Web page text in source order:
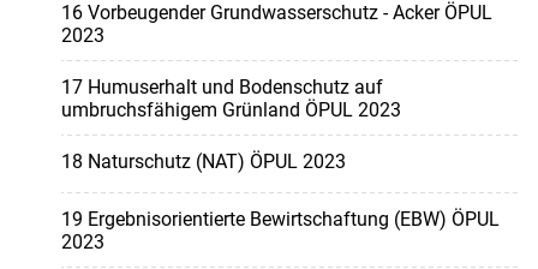
16 Vorbeugender Grundwasserschutz - Acker ÖPUL
2023
17 Humuserhalt und Bodenschutz auf
umbruchsfähigem Grünland ÖPUL 2023
18 Naturschutz (NAT) ÖPUL 2023
19 Ergebnisorientierte Bewirtschaftung (EBW) ÖPUL
2023